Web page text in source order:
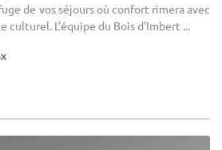
de vos séjours où confort rimera avec
L’équipe du Bois d'Imbert ...